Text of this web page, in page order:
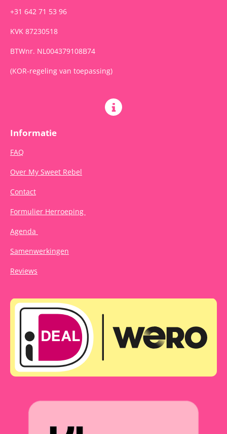
+31 642 71 53 96
KVK 87230518
BTWnr. NL004379108B74
(KOR-regeling van toepassing)
Informatie
FAQ
Over My Sweet Rebel
Contact
Formulier Herroeping
Agenda
Samenwerkingen
Reviews